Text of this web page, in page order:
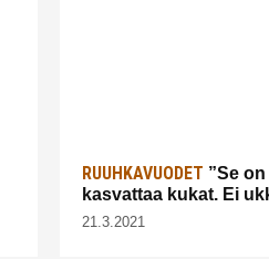
RUUHKAVUODET ”Se
kasvattaa kukat. Ei
21.3.2021